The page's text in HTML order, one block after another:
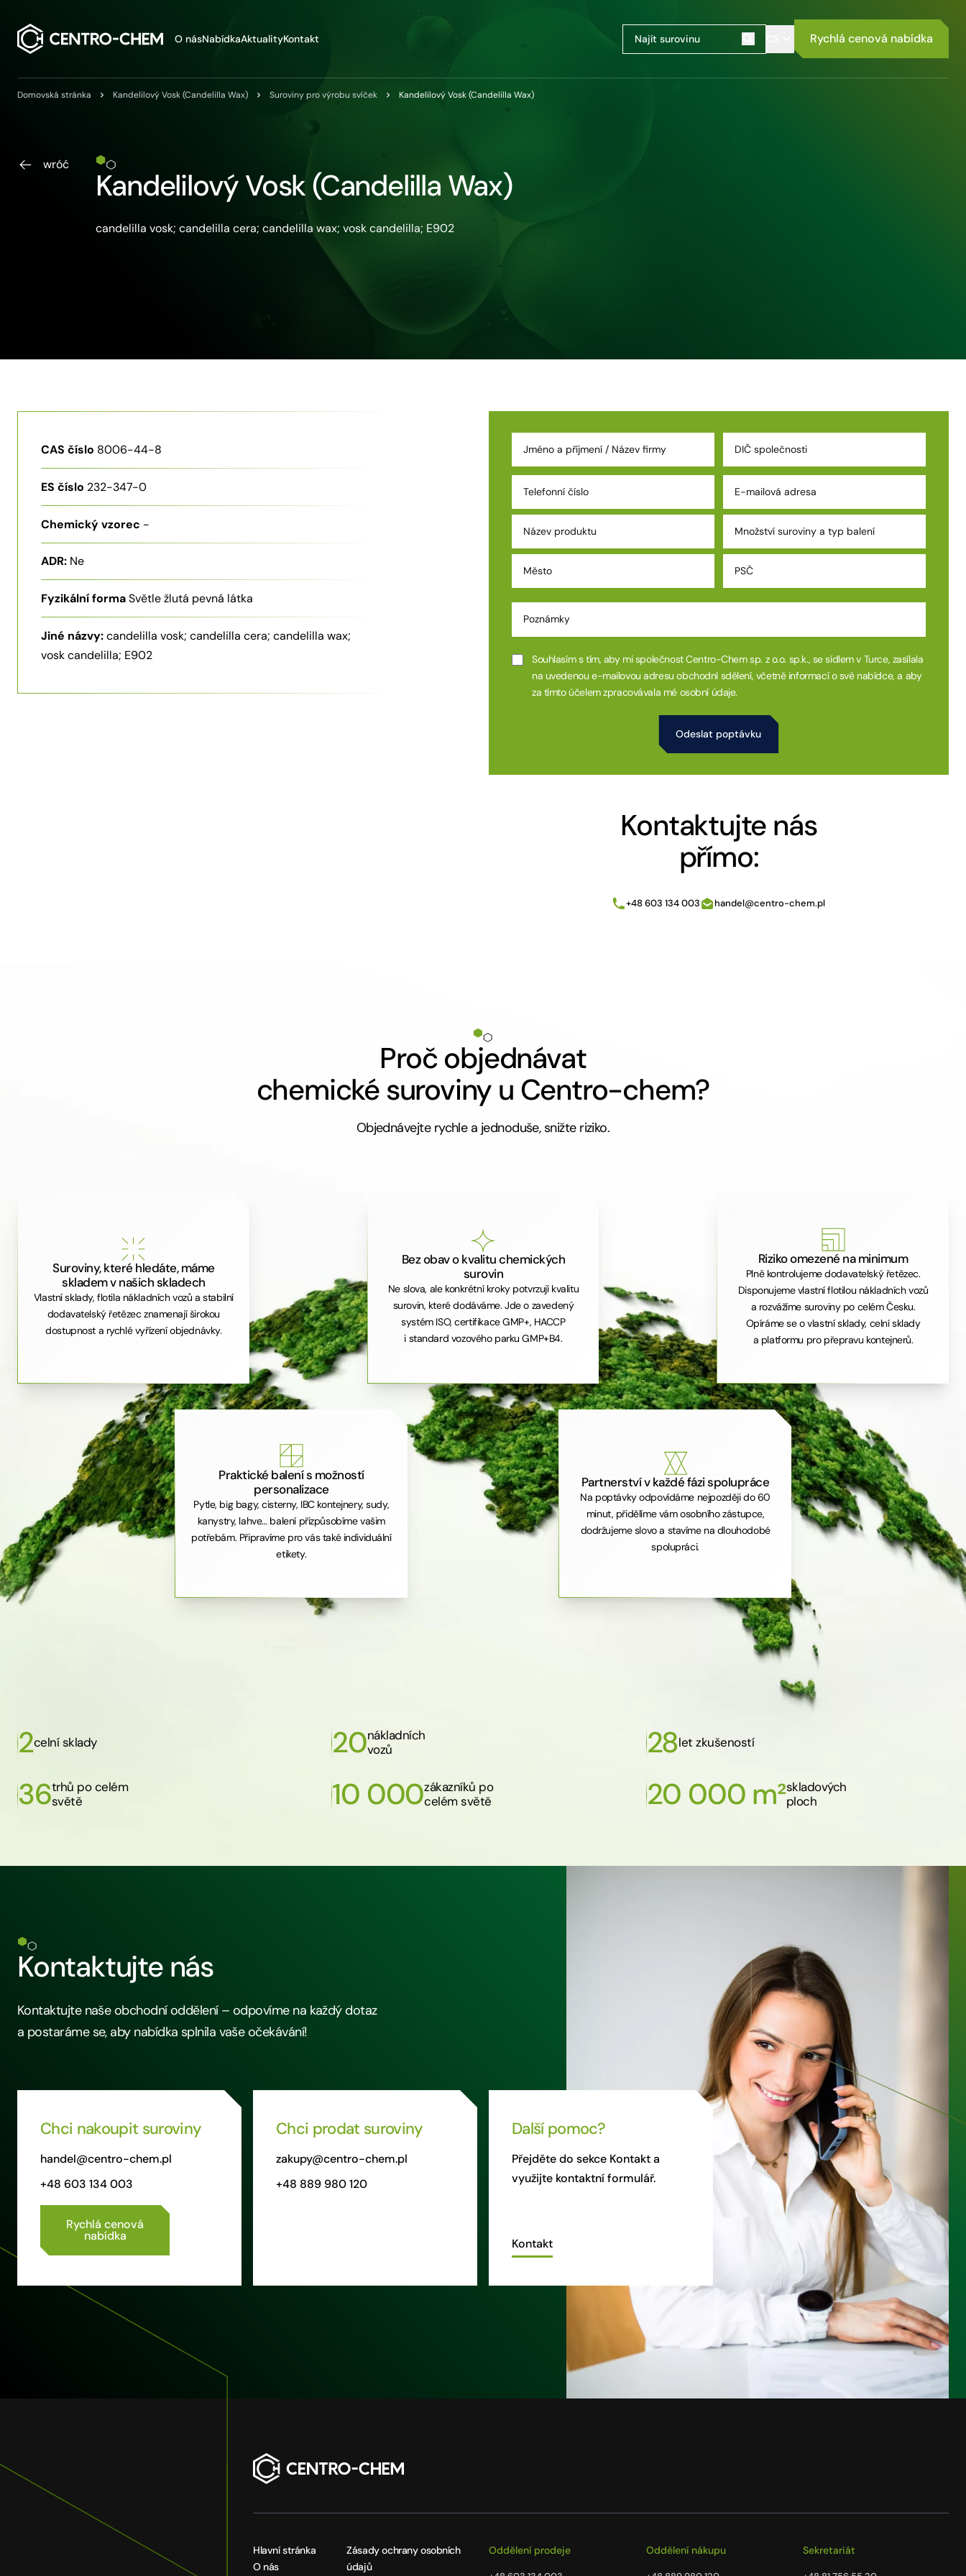
O násNabídkaAktualityKontakt Rychlá cenová nabídka
Domovská stránka Kandelilový Vosk (Candelilla Wax) Suroviny pro výrobu svíček Kandelilový Vosk (Candelilla Wax)
wróć
Kandelilový Vosk (Candelilla Wax)
candelilla vosk; candelilla cera; candelilla wax; vosk candelilla; E902
CAS číslo 8006-44-8
ES číslo 232-347-0
Chemický vzorec -
ADR: Ne
Fyzikální formaSvětle žlutá pevná látka
Jiné názvy:candelilla vosk; candelilla cera; candelilla wax;
vosk candelilla; E902
Souhlasím s tím, aby mi společnost Centro-Chem sp. z o.o. sp.k., se sídlem v Turce, zasílala
na uvedenou e-mailovou adresu obchodní sdělení, včetně informací o své nabídce, a aby
za tímto účelem zpracovávala mé osobní údaje.
Kontaktujte nás
přímo:
+48 603 134 003 handel@centro-chem.pl
Proč objednávat
chemické suroviny u Centro-chem?
Objednávejte rychle a jednoduše, snižte riziko.
Suroviny, které hledáte, máme
skladem v našich skladech
Vlastní sklady, flotila nákladních vozů a stabilní
dodavatelský řetězec znamenají širokou
dostupnost a rychlé vyřízení objednávky.
Bez obav o kvalitu chemických
surovin
Ne slova, ale konkrétní kroky potvrzují kvalitu
surovin, které dodáváme. Jde o zavedený
systém ISO, certifikace GMP+, HACCP
i standard vozového parku GMP+B4.
Riziko omezené na minimum
Plně kontrolujeme dodavatelský řetězec.
Disponujeme vlastní flotilou nákladních vozů
a rozvážíme suroviny po celém Česku.
Opíráme se o vlastní sklady, celní sklady
a platformu pro přepravu kontejnerů.
Praktické balení s možností
personalizace
Pytle, big bagy, cisterny, IBC kontejnery, sudy,
kanystry, lahve… balení přizpůsobíme vašim
potřebám. Připravíme pro vás také individuální
etikety.
Partnerství v každé fázi spolupráce
Na poptávky odpovídáme nejpozději do 60
minut, přidělíme vám osobního zástupce,
dodržujeme slovo a stavíme na dlouhodobé
spolupráci.
2celní sklady 20nákladních
vozů
28let zkušeností
36trhů po celém
světě
10 000zákazníků po
celém světě
20 000 m²skladových
ploch
Kontaktujte nás
Kontaktujte naše obchodní oddělení – odpovíme na každý dotaz
a postaráme se, aby nabídka splnila vaše očekávání!
Chci nakoupit suroviny
handel@centro-chem.pl
+48 603 134 003
Rychlá cenová
nabídka
Chci prodat suroviny
zakupy@centro-chem.pl
+48 889 980 120
Další pomoc?
Přejděte do sekce Kontakt a
využijte kontaktní formulář.
Kontakt
Hlavní stránka
O nás
Zásady ochrany osobních
údajů
Oddělení prodeje Oddělení nákupu Sekretariát